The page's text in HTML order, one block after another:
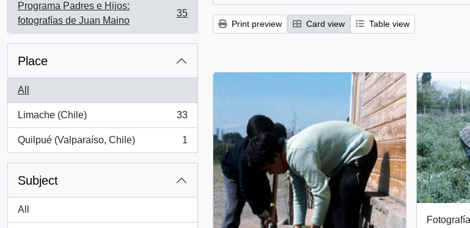
Programa Padres e Hijos:
fotografías de Juan Maino
, 35 results
35
Place
All
Limache (Chile)
, 33 results
33
Quilpué (Valparaíso, Chile)
, 1 results
1
Subject
All
Print preview Card view Table view